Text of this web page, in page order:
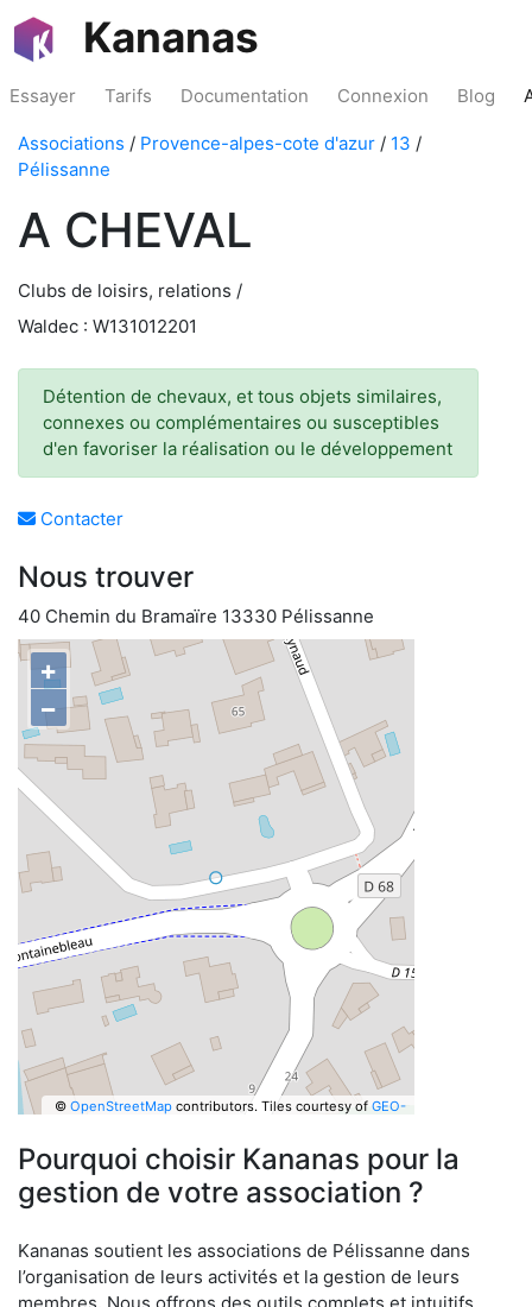
Kananas
Essayer Tarifs Documentation Connexion Blog
Associations / Provence-alpes-cote d'azur / 13 /
Pélissanne
A CHEVAL
Clubs de loisirs, relations /
Waldec : W131012201
Détention de chevaux, et tous objets similaires,
connexes ou complémentaires ou susceptibles
d'en favoriser la réalisation ou le développement
Contacter
Nous trouver
40 Chemin du Bramaïre 13330 Pélissanne
+
−
© OpenStreetMapcontributors. Tiles courtesy of GEO-
Pourquoi choisir Kananas pour la
gestion de votre association ?
Kananas soutient les associations de Pélissanne dans
l’organisation de leurs activités et la gestion de leurs